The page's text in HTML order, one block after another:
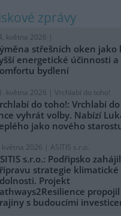
zprávy
května 2026 |
střešních oken jako
energetické účinnosti a
bydlení
května 2026 | Vrchlabí do toho!
do toho!: Vrchlabí
vyhrát volby. Nabízí
jako nového
května 2026 | ASITIS s.r.o.
s.r.o.: Podřipsko
strategie klimatické
Projekt
s budoucími